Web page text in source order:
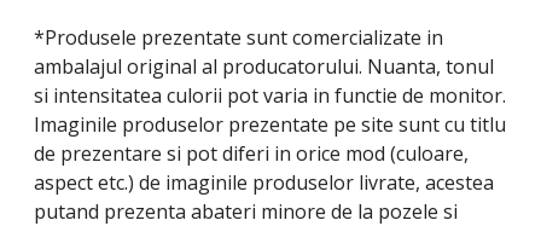
*Produsele prezentate sunt comercializate in
ambalajul original al producatorului. Nuanta, tonul
si intensitatea culorii pot varia in functie de monitor.
Imaginile produselor prezentate pe site sunt cu titlu
de prezentare si pot diferi in orice mod (culoare,
aspect etc.) de imaginile produselor livrate, acestea
putand prezenta abateri minore de la pozele si